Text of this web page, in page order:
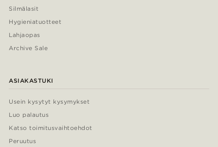
Silmälasit
Hygieniatuotteet
Lahjaopas
Archive Sale
ASIAKASTUKI
Usein kysytyt kysymykset
Luo palautus
Katso toimitusvaihtoehdot
Peruutus